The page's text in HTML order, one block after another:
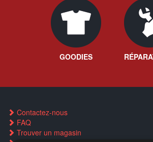
GOODIES
Contactez-nous
FAQ
Trouver un magasin